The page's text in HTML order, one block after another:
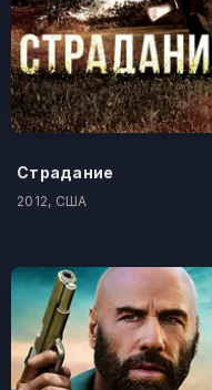
Страдание
2012, США